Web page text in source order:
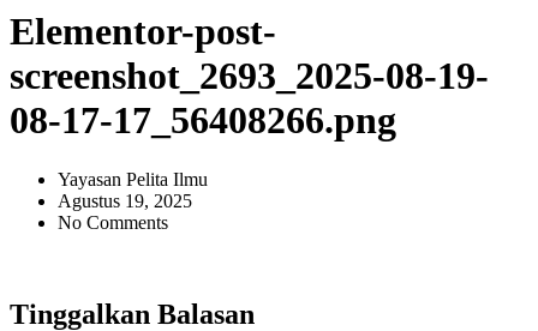
Elementor-post-
screenshot_2693_2025-08-19-
08-17-17_56408266.png
Yayasan Pelita Ilmu
Agustus 19, 2025
No Comments
Tinggalkan Balasan